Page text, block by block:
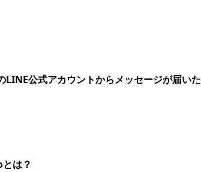
LINE公式アカウントからメッセージが届いた
は？